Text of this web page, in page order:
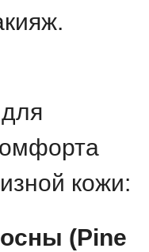
кожи:
(Pine